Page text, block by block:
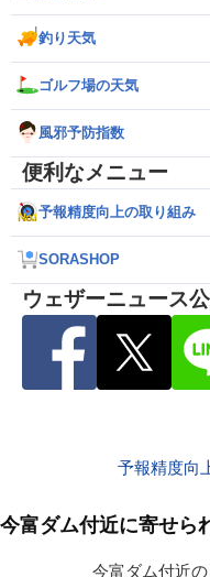
釣り天気
ゴルフ場の天気
風邪予防指数
便利なメニュー
予報精度向上の取り組み
SORASHOP
ウェザーニュース
予報精度向
今富ダム付近に寄せら
今富ダム付近の